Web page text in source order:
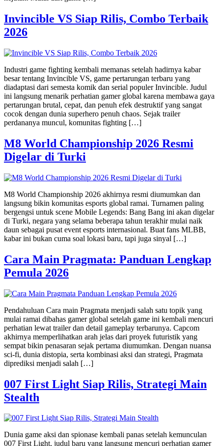
Invincible VS Siap Rilis, Combo Terbaik
2026
Industri game fighting kembali memanas setelah hadirnya kabar
besar tentang Invincible VS, game pertarungan terbaru yang
diadaptasi dari semesta komik dan serial populer Invincible. Judul
ini langsung menarik perhatian gamer global karena membawa gaya
pertarungan brutal, cepat, dan penuh efek destruktif yang sangat
cocok dengan dunia superhero penuh chaos. Sejak trailer
perdananya muncul, komunitas fighting […]
M8 World Championship 2026 Resmi
Digelar di Turki
M8 World Championship 2026 akhirnya resmi diumumkan dan
langsung bikin komunitas esports global ramai. Turnamen paling
bergengsi untuk scene Mobile Legends: Bang Bang ini akan digelar
di Turki, negara yang selama beberapa tahun terakhir mulai naik
daun sebagai pusat event esports internasional. Buat fans MLBB,
kabar ini bukan cuma soal lokasi baru, tapi juga sinyal […]
Cara Main Pragmata: Panduan Lengkap
Pemula 2026
Pendahuluan Cara main Pragmata menjadi salah satu topik yang
mulai ramai dibahas gamer global setelah game ini kembali mencuri
perhatian lewat trailer dan detail gameplay terbarunya. Capcom
akhirnya memperlihatkan arah jelas dari proyek futuristik yang
sempat bikin penasaran sejak pertama diumumkan. Dengan nuansa
sci-fi, dunia distopia, serta kombinasi aksi dan strategi, Pragmata
diprediksi menjadi salah […]
007 First Light Siap Rilis, Strategi Main
Stealth
Dunia game aksi dan spionase kembali panas setelah kemunculan
007 First Light, judul baru yang langsung mencuri perhatian gamer